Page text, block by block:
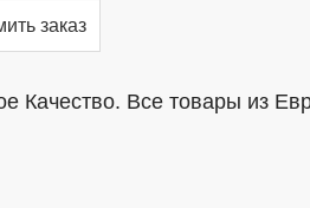
заказ
Качество. Все товары из